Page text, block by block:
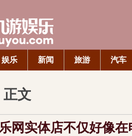
娱乐 新闻 旅游 汽车
正文